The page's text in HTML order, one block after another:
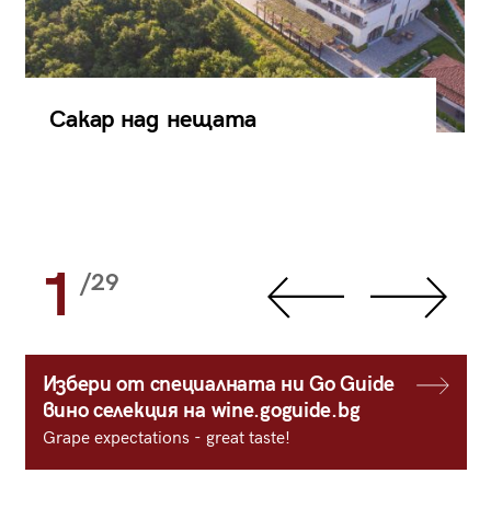
Сакар над нещата
1 /29
Избери от специалната ни Go Guide
вино селекция на wine.goguide.bg
Grape expectations - great taste!